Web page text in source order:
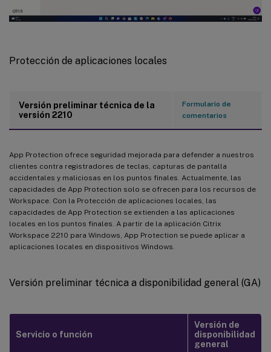
Protección de aplicaciones locales
Versión preliminar técnica de la
versión 2210
Formulario de
comentarios
App Protection ofrece seguridad mejorada para defender a nuestros
clientes contra registradores de teclas, capturas de pantalla
accidentales y maliciosas en los puntos finales. Actualmente, las
capacidades de App Protection solo se ofrecen para los recursos de
Workspace. Con la Protección de aplicaciones locales, las
capacidades de App Protection se extienden a las aplicaciones
locales en los puntos finales. A partir de la aplicación Citrix
Workspace 2210 para Windows, App Protection se puede aplicar a
aplicaciones locales en dispositivos Windows.
Versión preliminar técnica a disponibilidad general (GA)
Servicio o función
Versión de
disponibilidad
general